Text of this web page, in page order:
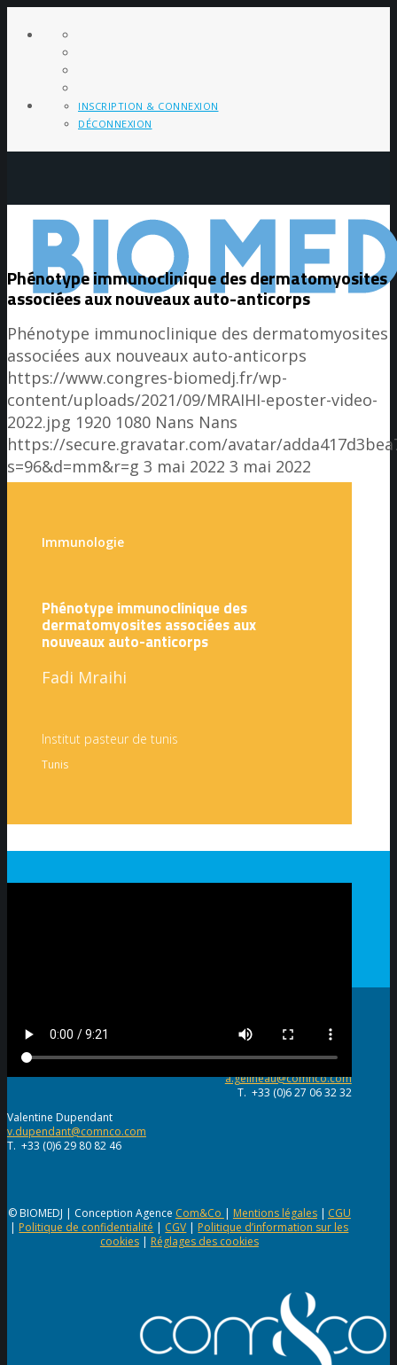
INSCRIPTION & CONNEXION
DÉCONNEXION
Phénotype immunoclinique des dermatomyosites
associées aux nouveaux auto-anticorps
Phénotype immunoclinique des dermatomyosites
associées aux nouveaux auto-anticorps
https://www.congres-biomedj.fr/wp-
content/uploads/2021/09/MRAIHI-eposter-video-
2022.jpg 1920 1080 Nans Nans
https://secure.gravatar.com/avatar/
s=96&d=mm&r=g 3 mai 2022 3 mai 2022
Immunologie
Phénotype immunoclinique des
dermatomyosites associées aux
nouveaux auto-anticorps
Fadi Mraihi
Institut pasteur de tunis
Tunis
Alexia Gelineau
a.gelineau@comnco.com
T. +33 (0)6 27 06 32 32
Valentine Dupendant
v.dupendant@comnco.com
T. +33 (0)6 29 80 82 46
© BIOMEDJ | Conception Agence Com&Co | Mentions légales| CGU
|Politique de confidentialité | CGV |Politique d’information sur les
cookies| Réglages des cookies